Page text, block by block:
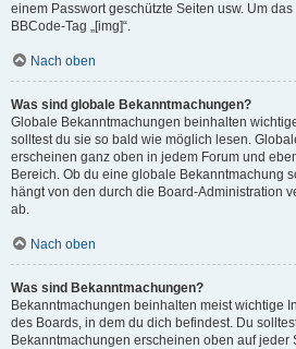
einem Passwort geschützte Seiten usw. Um
BBCode-Tag „[img]“.
Nach oben
Was sind globale Bekanntmachungen?
Globale Bekanntmachungen beinhalten
solltest du sie so bald wie möglich lesen.
erscheinen ganz oben in jedem Forum und
Bereich. Ob du eine globale Bekanntmachung
hängt von den durch die Board-Administration
ab.
Nach oben
Was sind Bekanntmachungen?
Bekanntmachungen beinhalten meist wichtige
des Boards, in dem du dich befindest. Du
Bekanntmachungen erscheinen oben auf jeder